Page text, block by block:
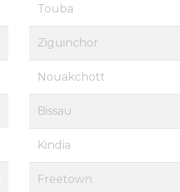
Touba
Ziguinchor
Nouakchott
Bissau
Kindia
Freetown